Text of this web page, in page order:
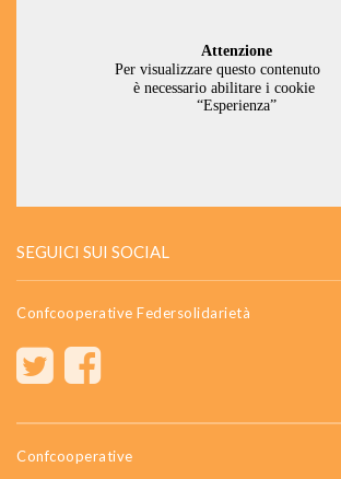
SEGUICI SUI SOCIAL
Confcooperative Federsolidarietà
Confcooperative